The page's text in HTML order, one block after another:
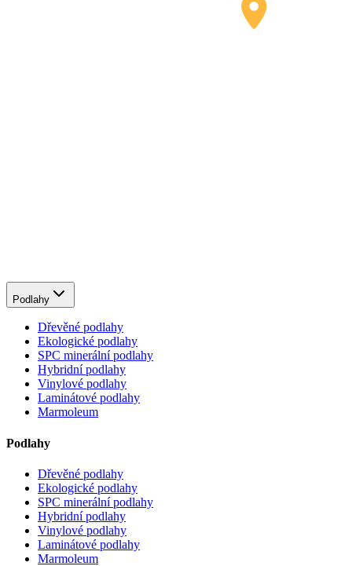
Podlahy
Dřevěné podlahy
Ekologické podlahy
SPC minerální podlahy
Hybridní podlahy
Vinylové podlahy
Laminátové podlahy
Marmoleum
Podlahy
Dřevěné podlahy
Ekologické podlahy
SPC minerální podlahy
Hybridní podlahy
Vinylové podlahy
Laminátové podlahy
Marmoleum